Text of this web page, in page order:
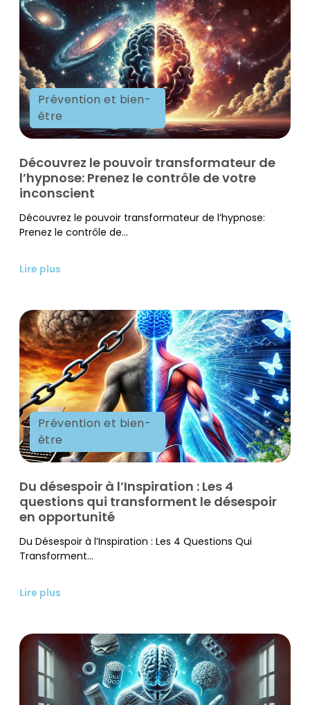
Prévention et bien-
être
Découvrez le pouvoir transformateur de
l’hypnose: Prenez le contrôle de votre
inconscient
Découvrez le pouvoir transformateur de l’hypnose:
Prenez le contrôle de...
Lire plus
Prévention et bien-
être
Du désespoir à l’Inspiration : Les 4
questions qui transforment le désespoir
en opportunité
Du Désespoir à l’Inspiration : Les 4 Questions Qui
Transforment...
Lire plus